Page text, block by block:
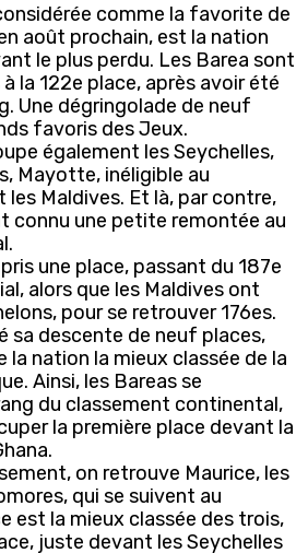
comme la favorite de
août prochain, est la nation
le plus perdu. Les Barea sont
la 122e place, après avoir été
Une dégringolade de neuf
favoris des Jeux.
également les Seychelles,
Mayotte, inéligible au
les Maldives. Et là, par contre,
connu une petite remontée au
une place, passant du 187e
alors que les Maldives ont
pour se retrouver 176es.
sa descente de neuf places,
nation la mieux classée de la
Ainsi, les Bareas se
du classement continental,
la première place devant la
on retrouve Maurice, les
qui se suivent au
est la mieux classée des trois,
juste devant les Seychelles